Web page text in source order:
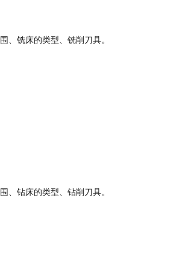
、铣床的类型、铣削刀具。
、钻床的类型、钻削刀具。